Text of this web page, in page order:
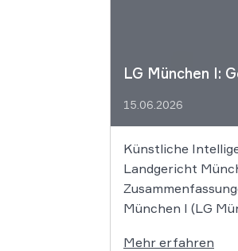
LG München I:
15.06.2026
Künstliche
Landgericht
München I (LG
Mehr erfahren